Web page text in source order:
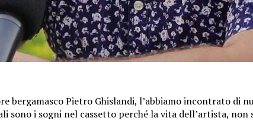
Pietro Ghislandi, l’abbiamo incontrato di
sono i sogni nel cassetto perché la vita dell’artista, non